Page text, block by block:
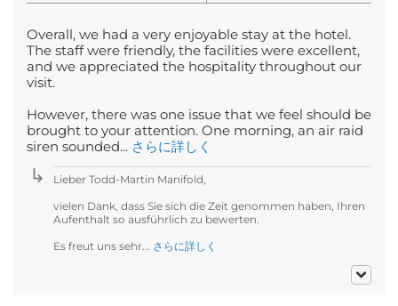
Overall, we had a very enjoyable stay at the hotel.
The staff were friendly, the facilities were excellent,
and we appreciated the hospitality throughout our
visit.
However, there was one issue that we feel should be
brought to your attention. One morning, an air raid
siren sounded... さらに詳しく
Lieber Todd-Martin Manifold,
vielen Dank, dass Sie sich die Zeit genommen haben, Ihren
Aufenthalt so ausführlich zu bewerten.
Es freut uns sehr... さらに詳しく